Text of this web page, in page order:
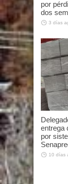
por
dos
3 días
entrega
por
10 días